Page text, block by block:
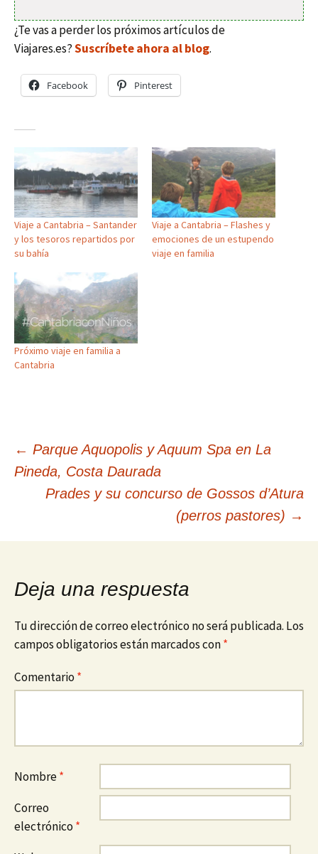
¿Te vas a perder los próximos artículos de
Viajares.es?Suscríbete ahora al blog.
Facebook Pinterest
Viaje a Cantabria – Santander
y los tesoros repartidos por
su bahía
Viaje a Cantabria – Flashes y
emociones de un estupendo
viaje en familia
Próximo viaje en familia a
Cantabria
Navegación
entradas
← Parque Aquopolis y Aquum Spa en La
Pineda, Costa Daurada
Prades y su concurso de Gossos d’Atura
(perros pastores) →
Deja una respuesta
Tu dirección de correo electrónico no será publicada. Los
campos obligatorios están marcados con*
Comentario*
Nombre*
Correo
electrónico*